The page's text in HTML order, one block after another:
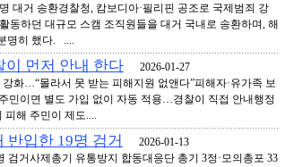
대거 송환경찰청, 캄보디아·필리핀 공조로 국제범죄 강
동하던 대규모 스캠 조직원들을 대거 국내로 송환하며, 해
명히 했다. ....
이 먼저 안내 한다 2026-01-27
화…“몰라서 못 받는 피해지원 없앤다”피해자·유가족 보
민이면 별도 가입 없이 자동 적용…경찰이 직접 안내행정
피해 주민이 제도....
반입한 19명 검거
2026-01-13
검거사제총기 유통방지 합동대응단 총기 3정·모의총포 33